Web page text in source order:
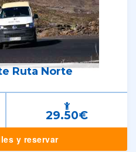
Ruta Norte
29.50€
y reservar